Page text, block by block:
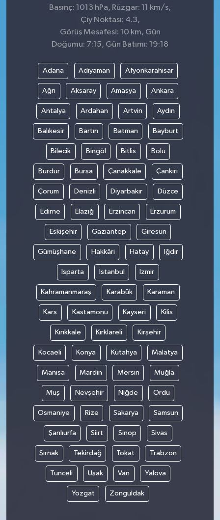
Basınç: 1013 hPa, Rüzgar: 11 km/s,
Çiy Noktası: 4.3,
Görüş Mesafesi: 10 km, Gün
Doğumu: 7:15, Gün Batımı: 19:18
Adana Adıyaman Afyonkarahisar
Ağrı Aksaray Amasya Ankara
Antalya Ardahan Artvin Aydın
Balıkesir Bartın Batman Bayburt
Bilecik Bingöl Bitlis Bolu
Burdur Bursa Çanakkale Çankırı
Çorum Denizli Diyarbakır Düzce
Edirne Elazığ Erzincan Erzurum
Eskişehir Gaziantep Giresun
Gümüşhane Hakkâri Hatay Iğdır
Isparta İstanbul İzmir
Kahramanmaraş Karabük Karaman
Kars Kastamonu Kayseri Kilis
Kırıkkale Kırklareli Kırşehir
Kocaeli Konya Kütahya Malatya
Manisa Mardin Mersin Muğla
Muş Nevşehir Niğde Ordu
Osmaniye Rize Sakarya Samsun
Şanlıurfa Siirt Sinop Sivas
Şırnak Tekirdağ Tokat Trabzon
Tunceli Uşak Van Yalova
Yozgat Zonguldak